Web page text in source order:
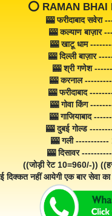
⭕️ RAMAN BHAI
🎰 फरीदाबाद सवेरा
🎰 कल्याण बाज़ार
🎰 खाटू धाम
🎰 दिल्ली बाज़ार
🎰 श्री गणेश
🎰 करनाल
🎰 फरीदाबाद
🎰 गोवा किंग
🎰 गाजियाबाद
🎰 दुबई गोल्ड
🎰 गली
🎰 दिसावर
((जोड़ी रेट 10=960/-))
दिक्कत नहीं आयेगी एक बार सेवा